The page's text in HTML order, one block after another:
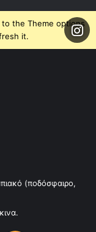
to the Theme options
it.
(ποδόσφαιρο,